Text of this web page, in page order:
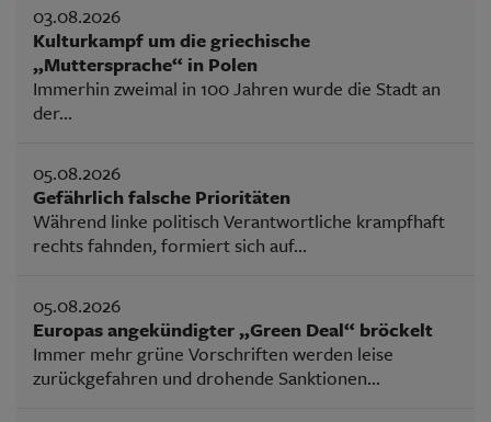
03.08.2026
Kulturkampf um die griechische
„Muttersprache“ in Polen
Immerhin zweimal in 100 Jahren wurde die Stadt an
der...
05.08.2026
Gefährlich falsche Prioritäten
Während linke politisch Verantwortliche krampfhaft
rechts fahnden, formiert sich auf...
05.08.2026
Europas angekündigter „Green Deal“ bröckelt
Immer mehr grüne Vorschriften werden leise
zurückgefahren und drohende Sanktionen...